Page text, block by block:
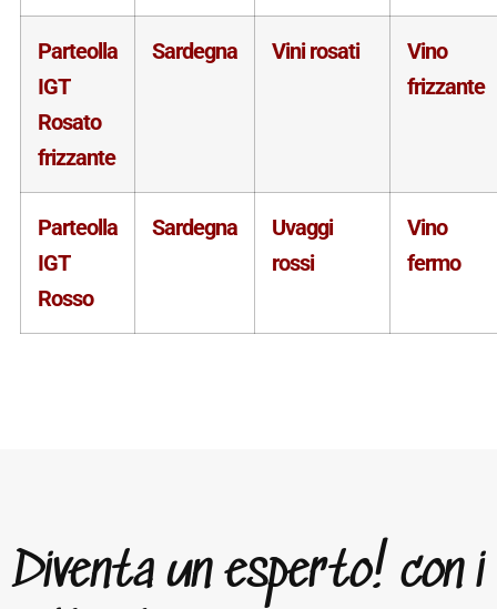
Parteolla
IGT
Rosato
frizzante
Sardegna Vini rosati
Vino
frizzante
Parteolla
IGT
Rosso
Sardegna
Uvaggi
rossi
Vino
fermo
Diventa un esperto! con i